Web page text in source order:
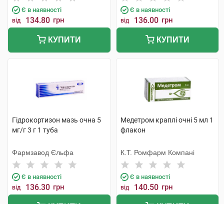
Є в наявності
від 134.80 грн
КУПИТИ
Є в наявності
від 136.00 грн
КУПИТИ
Гідрокортизон мазь очна 5
мг/г 3 г 1 туба
Фармзавод Єльфа
Є в наявності
від 136.30 грн
Медетром краплі очні 5 мл 1
флакон
К.Т. Ромфарм Компані
Є в наявності
від 140.50 грн